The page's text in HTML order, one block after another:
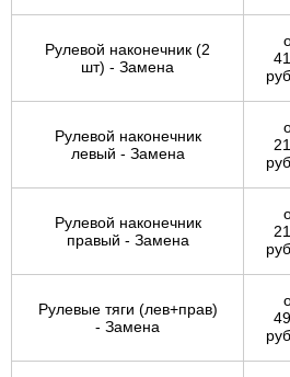
Рулевой наконечник (2
шт) - Замена
Рулевой наконечник
левый - Замена
Рулевой наконечник
правый - Замена
Рулевые тяги (лев+прав)
- Замена